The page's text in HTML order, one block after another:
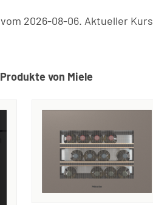
2026-08-06. Aktueller
von Miele